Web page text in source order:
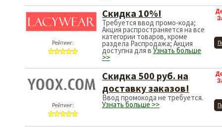
Рейтинг:
Скидка 10%!
Требуется ввод промо-кода;
Акция распространяется на все
категории товаров, кроме
раздела Распродажа; Акция
доступна для в Узнать больше
>>
Рейтинг:
Скидка 500 руб. на
доставку заказов!
Ввод промокода не требуется.
Узнать больше >>